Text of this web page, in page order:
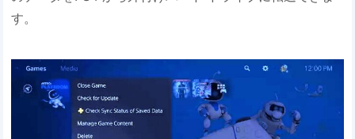
す。